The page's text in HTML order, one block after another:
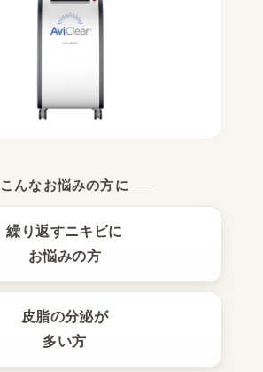
こんなお悩みの方に
繰り返すニキビに
お悩みの方
皮脂の分泌が
多い方